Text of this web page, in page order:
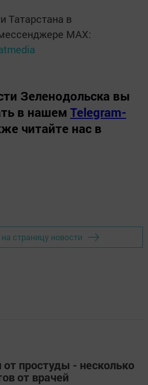
Татарстана в
MАХ:
Зеленодольска вы
в нашем Telegram-
читайте нас в
страницу новости
от простуды - несколько
от врачей